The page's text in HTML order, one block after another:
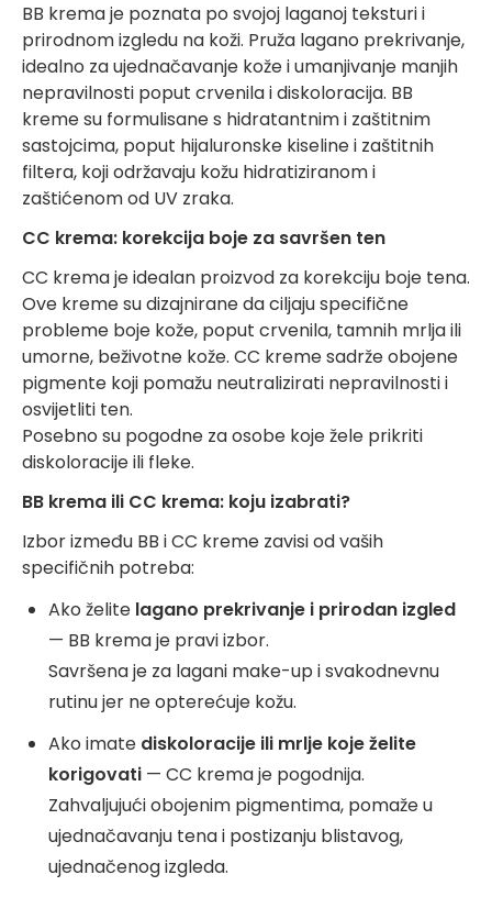
BB krema je poznata po svojoj laganoj teksturi i
prirodnom izgledu na koži. Pruža lagano prekrivanje,
idealno za ujednačavanje kože i umanjivanje manjih
nepravilnosti poput crvenila i diskoloracija. BB
kreme su formulisane s hidratantnim i zaštitnim
sastojcima, poput hijaluronske kiseline i zaštitnih
filtera, koji održavaju kožu hidratiziranom i
zaštićenom od UV zraka.
CC krema: korekcija boje za savršen ten
CC krema je idealan proizvod za korekciju boje tena.
Ove kreme su dizajnirane da ciljaju specifične
probleme boje kože, poput crvenila, tamnih mrlja ili
umorne, beživotne kože. CC kreme sadrže obojene
pigmente koji pomažu neutralizirati nepravilnosti i
osvijetliti ten.
Posebno su pogodne za osobe koje žele prikriti
diskoloracije ili fleke.
BB krema ili CC krema: koju izabrati?
Izbor između BB i CC kreme zavisi od vaših
specifičnih potreba:
Ako želite lagano prekrivanje i prirodan izgled
— BB krema je pravi izbor.
Savršena je za lagani make-up i svakodnevnu
rutinu jer ne opterećuje kožu.
Ako imate diskoloracije ili mrlje koje želite
korigovati — CC krema je pogodnija.
Zahvaljujući obojenim pigmentima, pomaže u
ujednačavanju tena i postizanju blistavog,
ujednačenog izgleda.